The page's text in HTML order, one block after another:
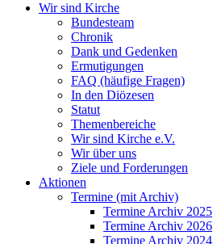
Wir sind Kirche
Bundesteam
Chronik
Dank und Gedenken
Ermutigungen
FAQ (häufige Fragen)
In den Diözesen
Statut
Themenbereiche
Wir sind Kirche e.V.
Wir über uns
Ziele und Forderungen
Aktionen
Termine (mit Archiv)
Termine Archiv 2025
Termine Archiv 2026
Termine Archiv 2024